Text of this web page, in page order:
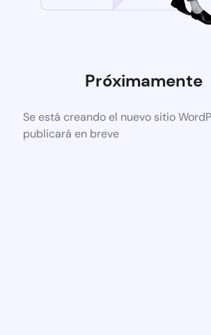
Próximamente
Se está creando el nuevo sitio
publicará en breve